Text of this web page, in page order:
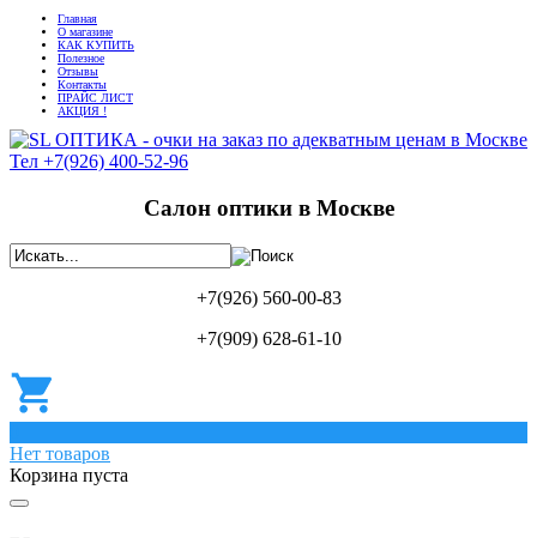
Главная
О магазине
КАК КУПИТЬ
Полезное
Отзывы
Контакты
ПРАЙС ЛИСТ
АКЦИЯ !
Салон оптики в Москве
+7(926) 560-00-83
+7(909) 628-61-10
Нет товаров
Корзина пуста